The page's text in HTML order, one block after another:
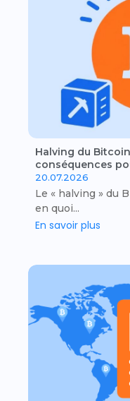
Halving du
conséquences
20.07.2026
Le « halving » du
en quoi...
En savoir plus